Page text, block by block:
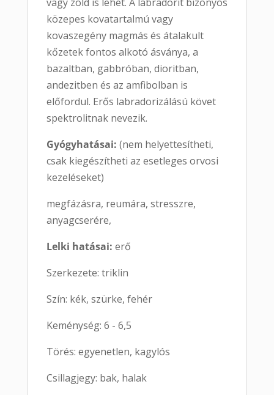
vagy zöld is lehet. A labradorit bizonyos
közepes kovatartalmú vagy
kovaszegény magmás és átalakult
kőzetek fontos alkotó ásványa, a
bazaltban, gabbróban, dioritban,
andezitben és az amfibolban is
előfordul. Erős labradorizálású követ
spektrolitnak nevezik.
Gyógyhatásai: (nem helyettesítheti,
csak kiegészítheti az esetleges orvosi
kezeléseket)
megfázásra, reumára, stresszre,
anyagcserére,
Lelki hatásai: erő
Szerkezete: triklin
Szín: kék, szürke, fehér
Keménység: 6 - 6,5
Törés: egyenetlen, kagylós
Csillagjegy: bak, halak